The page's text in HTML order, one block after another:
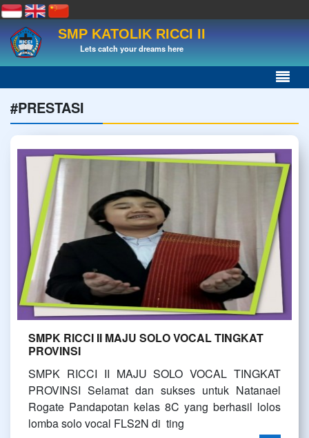
SMP KATOLIK RICCI II
Lets catch your dreams here
#PRESTASI
SMPK RICCI II MAJU SOLO VOCAL TINGKAT
PROVINSI
SMPK RICCI II MAJU SOLO VOCAL TINGKAT
PROVINSI Selamat dan sukses untuk Natanael
Rogate Pandapotan kelas 8C yang berhasil lolos
lomba solo vocal FLS2N di ting